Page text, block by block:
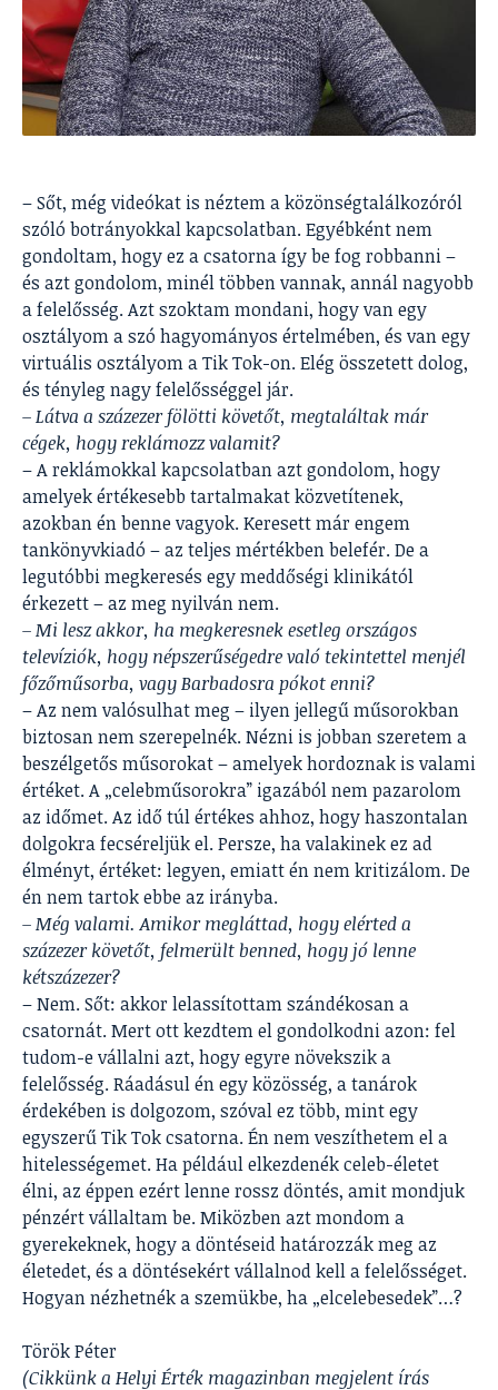
– Sőt, még videókat is néztem a közönségtalálkozóról
szóló botrányokkal kapcsolatban. Egyébként nem
gondoltam, hogy ez a csatorna így be fog robbanni –
és azt gondolom, minél többen vannak, annál nagyobb
a felelősség. Azt szoktam mondani, hogy van egy
osztályom a szó hagyományos értelmében, és van egy
virtuális osztályom a Tik Tok-on. Elég összetett dolog,
és tényleg nagy felelősséggel jár.
– Látva a százezer fölötti követőt, megtaláltak már
cégek, hogy reklámozz valamit?
– A reklámokkal kapcsolatban azt gondolom, hogy
amelyek értékesebb tartalmakat közvetítenek,
azokban én benne vagyok. Keresett már engem
tankönyvkiadó – az teljes mértékben belefér. De a
legutóbbi megkeresés egy meddőségi klinikától
érkezett – az meg nyilván nem.
– Mi lesz akkor, ha megkeresnek esetleg országos
televíziók, hogy népszerűségedre való tekintettel menjél
főzőműsorba, vagy Barbadosra pókot enni?
– Az nem valósulhat meg – ilyen jellegű műsorokban
biztosan nem szerepelnék. Nézni is jobban szeretem a
beszélgetős műsorokat – amelyek hordoznak is valami
értéket. A „celebműsorokra” igazából nem pazarolom
az időmet. Az idő túl értékes ahhoz, hogy haszontalan
dolgokra fecséreljük el. Persze, ha valakinek ez ad
élményt, értéket: legyen, emiatt én nem kritizálom. De
én nem tartok ebbe az irányba.
– Még valami. Amikor megláttad, hogy elérted a
százezer követőt, felmerült benned, hogy jó lenne
kétszázezer?
– Nem. Sőt: akkor lelassítottam szándékosan a
csatornát. Mert ott kezdtem el gondolkodni azon: fel
tudom-e vállalni azt, hogy egyre növekszik a
felelősség. Ráadásul én egy közösség, a tanárok
érdekében is dolgozom, szóval ez több, mint egy
egyszerű Tik Tok csatorna. Én nem veszíthetem el a
hitelességemet. Ha például elkezdenék celeb-életet
élni, az éppen ezért lenne rossz döntés, amit mondjuk
pénzért vállaltam be. Miközben azt mondom a
gyerekeknek, hogy a döntéseid határozzák meg az
életedet, és a döntésekért vállalnod kell a felelősséget.
Hogyan nézhetnék a szemükbe, ha „elcelebesedek”…?
Török Péter
(Cikkünk a Helyi Érték magazinban megjelent írás